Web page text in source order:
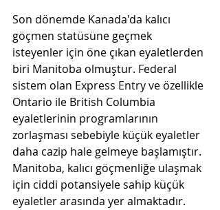
Son dönemde Kanada'da kalıcı
göçmen statüsüne geçmek
isteyenler için öne çıkan eyaletlerden
biri Manitoba olmuştur. Federal
sistem olan Express Entry ve özellikle
Ontario ile British Columbia
eyaletlerinin programlarının
zorlaşması sebebiyle küçük eyaletler
daha cazip hale gelmeye başlamıştır.
Manitoba, kalıcı göçmenliğe ulaşmak
için ciddi potansiyele sahip küçük
eyaletler arasında yer almaktadır.